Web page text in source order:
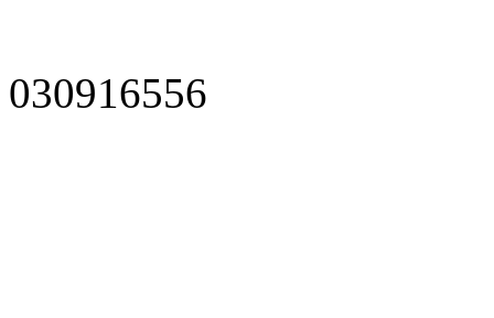
030916556